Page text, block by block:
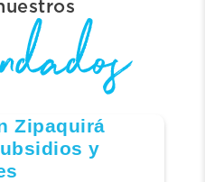
Zipaquirá
y